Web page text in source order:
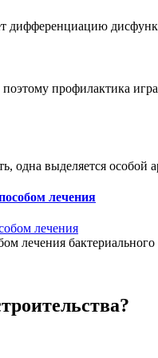
дифференциацию
профилактика
одна выделяется особой
лечения
лечения бактериального